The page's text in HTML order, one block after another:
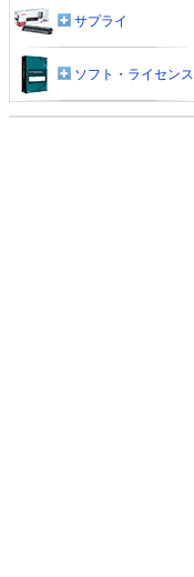
サプライ
ソフト・ライセンス